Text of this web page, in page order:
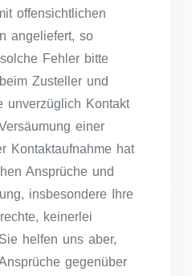
offensichtlichen
angeliefert, so
Fehler bitte
Zusteller und
unverzüglich Kontakt
einer
Kontaktaufnahme hat
Ansprüche und
insbesondere Ihre
keinerlei
helfen uns aber,
gegenüber